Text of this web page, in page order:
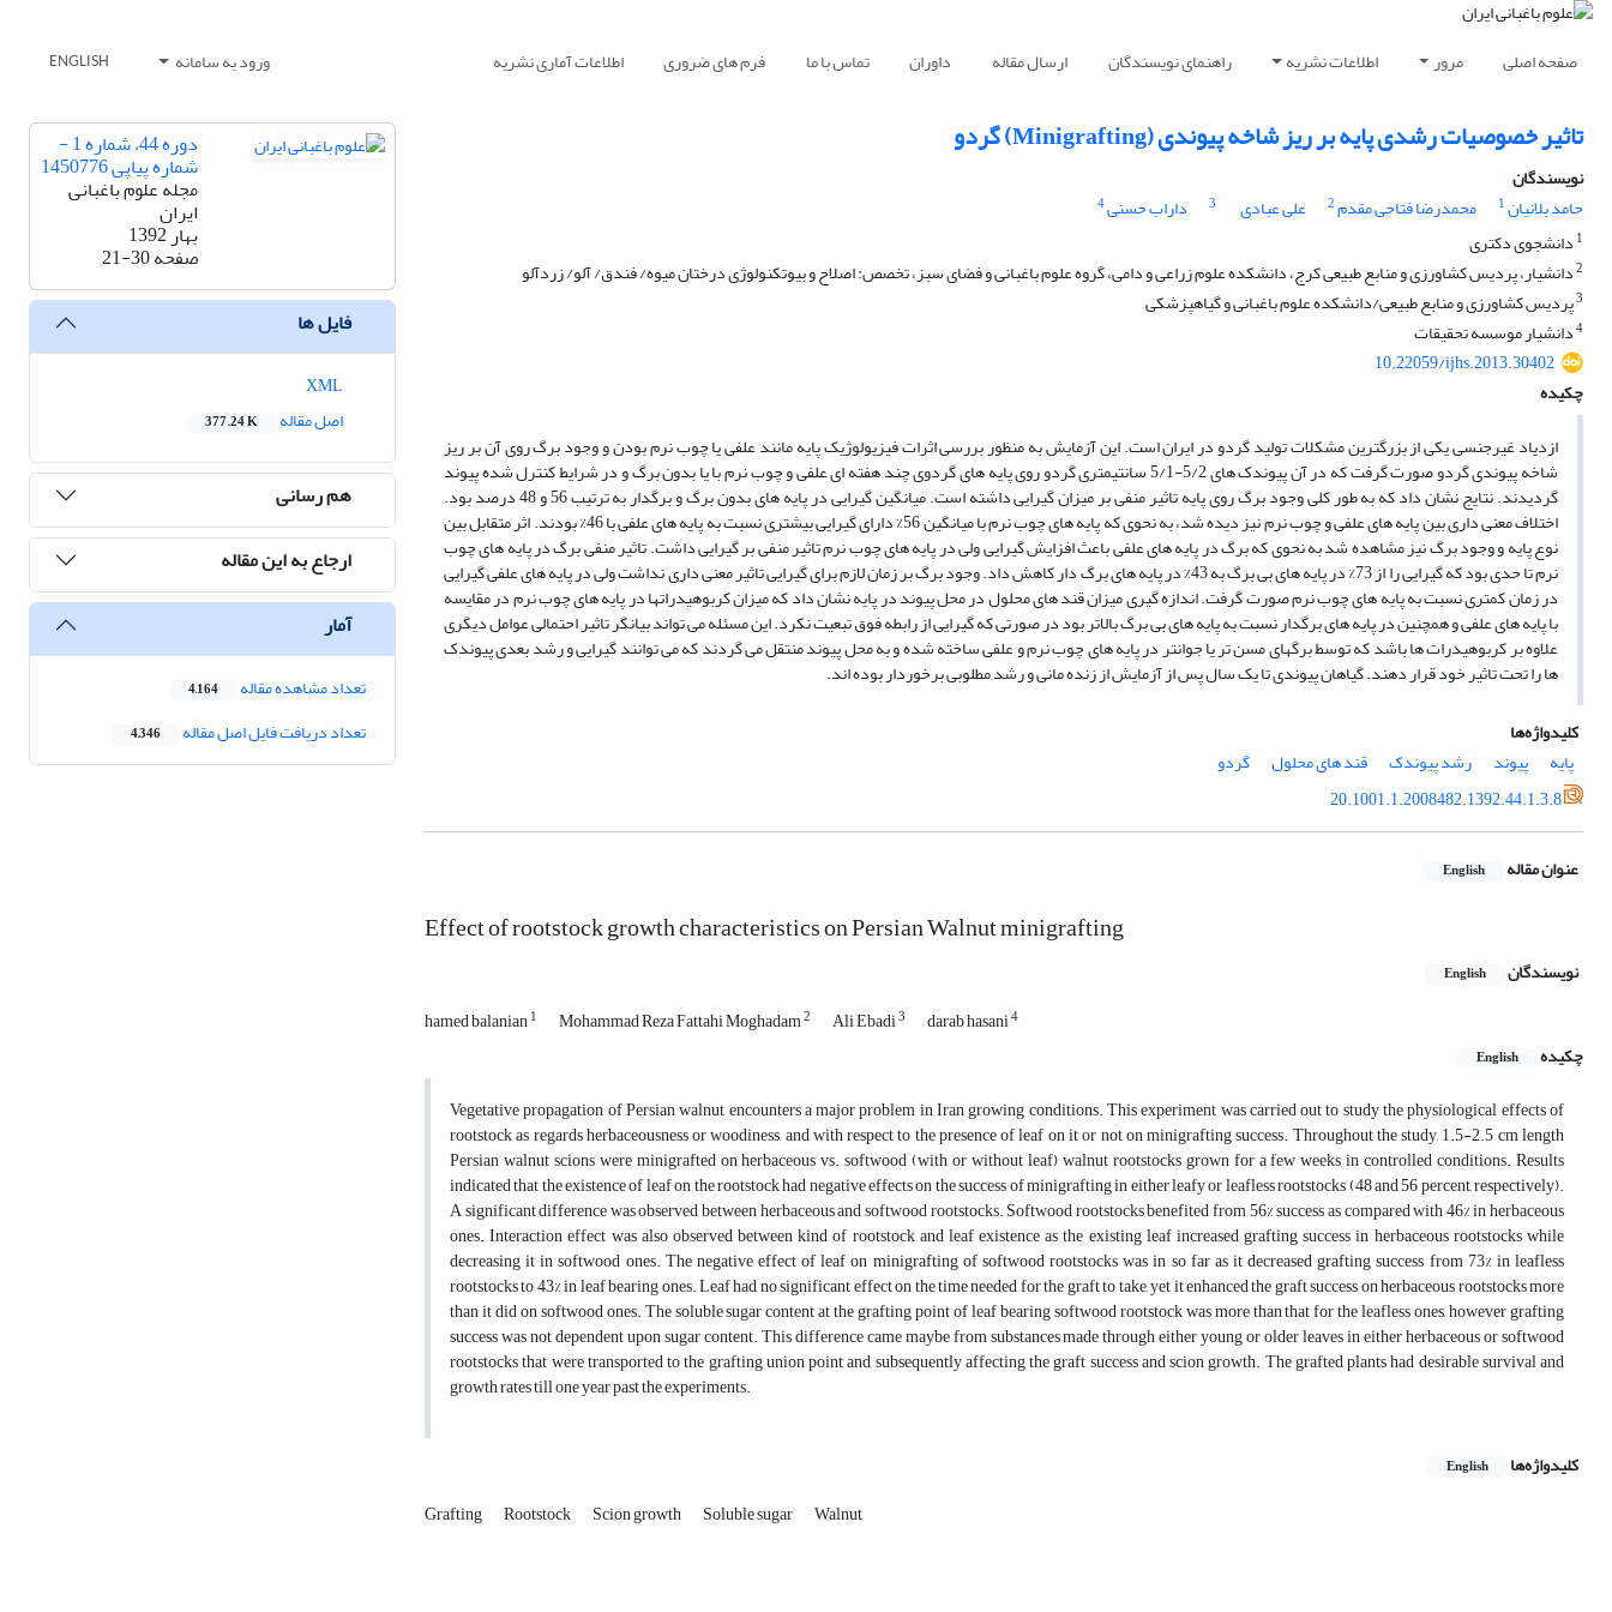
صفحه اصلی مرور اطلاعات نشریه راهنمای نویسندگان ارسال مقاله داوران تماس با ما فرم های ضروری اطلاعات آماری نشریه ورود به سامانه ENGLISH
تاثیر خصوصیات رشدی پایه بر ریز شاخه پیوندی (Minigrafting) گردو
نویسندگان
حامد بلانیان1 محمدرضا فتاحی مقدم2 علی عبادی 3 داراب حسنی4
1 دانشجوی دکتری
2دانشیار، پردیس کشاورزی و منابع طبیعی کرج، دانشکده علوم زراعی و دامی، گروه علوم باغبانی و فضای سبز، تخصص: اصلاح و بیوتکنولوژی درختان میوه/ فندق/ آلو/ زردآلو
3پردیس کشاورزی و منابع طبیعی/دانشکده علوم باغبانی و گیاهپزشکی
4دانشیار موسسه تحقیقات
10.22059/ijhs.2013.30402
چکیده
ازدیاد غیرجنسی یکی از بزرگترین مشکلات تولید گردو در ایران است. این آزمایش به منظور بررسی اثرات فیزیولوژیک پایه مانند علفی یا چوب نرم بودن و وجود برگ روی آن بر ریز
شاخه پیوندی گردو صورت گرفت که در آن پیوندک های 5/2-5/1 سانتیمتری گردو روی پایه های گردوی چند هفته ای علفی و چوب نرم با یا بدون برگ و در شرایط کنترل شده پیوند
گردیدند. نتایج نشان داد که به طور کلی وجود برگ روی پایه تاثیر منفی بر میزان گیرایی داشته است. میانگین گیرایی در پایه های بدون برگ و برگدار به ترتیب 56 و 48 درصد بود.
اختلاف معنی داری بین پایه های علفی و چوب نرم نیز دیده شد، به نحوی که پایه های چوب نرم با میانگین 56% دارای گیرایی بیشتری نسبت به پایه های علفی با 46% بودند. اثر متقابل بین
نوع پایه و وجود برگ نیز مشاهده شد به نحوی که برگ در پایه های علفی باعث افزایش گیرایی ولی در پایه های چوب نرم تاثیر منفی بر گیرایی داشت. تاثیر منفی برگ در پایه های چوب
نرم تا حدی بود که گیرایی را از 73% در پایه های بی برگ به 43% در پایه های برگ دار کاهش داد. وجود برگ بر زمان لازم برای گیرایی تاثیر معنی داری نداشت ولی در پایه های علفی گیرایی
در زمان کمتری نسبت به پایه های چوب نرم صورت گرفت. اندازه گیری میزان قند های محلول در محل پیوند در پایه نشان داد که میزان کربوهیدراتها در پایه های چوب نرم در مقایسه
با پایه های علفی و همچنین در پایه های برگدار نسبت به پایه های بی برگ بالاتر بود در صورتی که گیرایی از رابطه فوق تبعیت نکرد. این مسئله می تواند بیانگر تاثیر احتمالی عوامل دیگری
علاوه بر کربوهیدرات ها باشد که توسط برگهای مسن تر یا جوانتر در پایه های چوب نرم و علفی ساخته شده و به محل پیوند منتقل می گردند که می توانند گیرایی و رشد بعدی پیوندک
ها را تحت تاثیر خود قرار دهند. گیاهان پیوندی تا یک سال پس از آزمایش از زنده مانی و رشد مطلوبی برخوردار بوده اند.
کلیدواژه‌ها
پایه
پیوند رشد پیوندک قند های محلول
گردو
20.1001.1.2008482.1392.44.1.3.8
عنوان مقاله English
Effect of rootstock growth characteristics on Persian Walnut minigrafting
نویسندگان English
hamed balanian1 Mohammad Reza Fattahi Moghadam2 Ali Ebadi3 darab hasani4
چکیده English
Vegetative propagation of Persian walnut encounters a major problem in Iran growing conditions. This experiment was carried out to study the physiological effects of
rootstock as regards herbaceousness or woodiness, and with respect to the presence of leaf on it or not on minigrafting success. Throughout the study, 1.5-2.5 cm length
Persian walnut scions were minigrafted on herbaceous vs. softwood (with or without leaf) walnut rootstocks grown for a few weeks in controlled conditions. Results
indicated that the existence of leaf on the rootstock had negative effects on the success of minigrafting in either leafy or leafless rootstocks (48 and 56 percent, respectively).
A significant difference was observed between herbaceous and softwood rootstocks. Softwood rootstocks benefited from 56% success as compared with 46% in herbaceous
ones. Interaction effect was also observed between kind of rootstock and leaf existence as the existing leaf increased grafting success in herbaceous rootstocks while
decreasing it in softwood ones. The negative effect of leaf on minigrafting of softwood rootstocks was in so far as it decreased grafting success from 73% in leafless
rootstocks to 43% in leaf bearing ones. Leaf had no significant effect on the time needed for the graft to take, yet it enhanced the graft success on herbaceous rootstocks more
than it did on softwood ones. The soluble sugar content at the grafting point of leaf bearing softwood rootstock was more than that for the leafless ones, however grafting
success was not dependent upon sugar content. This difference came maybe from substances made through either young or older leaves in either herbaceous or softwood
rootstocks that were transported to the grafting union point and subsequently affecting the graft success and scion growth. The grafted plants had desirable survival and
growth rates till one year past the experiments.
کلیدواژه‌ها English
Grafting Rootstock Scion growth Soluble sugar Walnut
دوره 44، شماره 1 -
شماره پیاپی 1450776
مجله علوم باغبانی
ایران
بهار 1392
صفحه21-30
فایل ها
اصل مقاله
377.24 K
هم رسانی
ارجاع به این مقاله
آمار
تعداد مشاهده مقاله 4,164
تعداد دریافت فایل اصل مقاله 4,346